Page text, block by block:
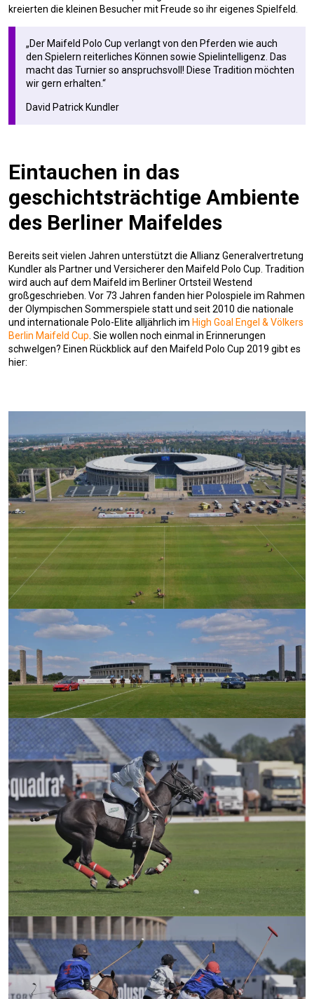
kreierten die kleinen Besucher mit Freude so ihr eigenes Spielfeld.
„Der Maifeld Polo Cup verlangt von den Pferden wie auch
den Spielern reiterliches Können sowie Spielintelligenz. Das
macht das Turnier so anspruchsvoll! Diese Tradition möchten
wir gern erhalten.“
David Patrick Kundler
Eintauchen in das
geschichtsträchtige Ambiente
des Berliner Maifeldes
Bereits seit vielen Jahren unterstützt die Allianz Generalvertretung
Kundler als Partner und Versicherer den Maifeld Polo Cup. Tradition
wird auch auf dem Maifeld im Berliner Ortsteil Westend
großgeschrieben. Vor 73 Jahren fanden hier Polospiele im Rahmen
der Olympischen Sommerspiele statt und seit 2010 die nationale
und internationale Polo-Elite alljährlich im High Goal Engel & Völkers
Berlin Maifeld Cup . Sie wollen noch einmal in Erinnerungen
schwelgen? Einen Rückblick auf den Maifeld Polo Cup 2019 gibt es
hier: